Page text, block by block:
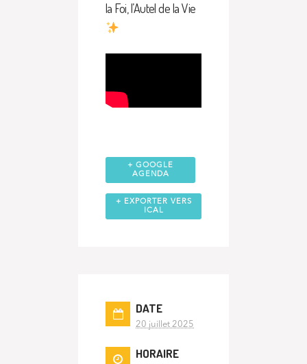
la Foi, l’Autel de la Vie
+ GOOGLE
AGENDA
+ EXPORTER VERS
ICAL
DATE
20 juillet 2025
HORAIRE